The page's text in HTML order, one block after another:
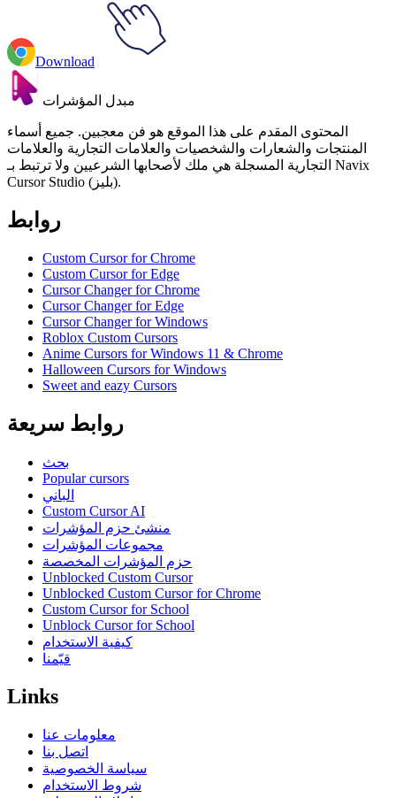
Download
مبدل المؤشرات
المحتوى المقدم على هذا الموقع هو فن معجبين. جميع أسماء
المنتجات والشعارات والشخصيات والعلامات التجارية والعلامات
التجارية المسجلة هي ملك لأصحابها الشرعيين ولا ترتبط بـ Navix
Cursor Studio (بليز).
روابط
Custom Cursor for Chrome
Custom Cursor for Edge
Cursor Changer for Chrome
Cursor Changer for Edge
Cursor Changer for Windows
Roblox Custom Cursors
Anime Cursors for Windows 11 & Chrome
Halloween Cursors for Windows
Sweet and eazy Cursors
روابط سريعة
بحث
Popular cursors
الباني
Custom Cursor AI
منشئ حزم المؤشرات
مجموعات المؤشرات
حزم المؤشرات المخصصة
Unblocked Custom Cursor
Unblocked Custom Cursor for Chrome
Custom Cursor for School
Unblock Cursor for School
كيفية الاستخدام
قيّمنا
Links
معلومات عنا
اتصل بنا
سياسة الخصوصية
شروط الاستخدام